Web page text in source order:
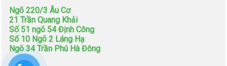
Ngõ 220/3 Âu Cơ
21 Trần Quang Khải
Số 51 ngõ 54 Định Công
Số 10 Ngõ 2 Láng Hạ
Ngõ 34 Trần Phú Hà Đông